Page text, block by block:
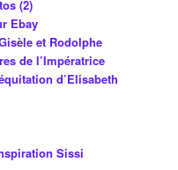
(2)
Ebay
et Rodolphe
de l’Impératrice
d’Elisabeth
Sissi